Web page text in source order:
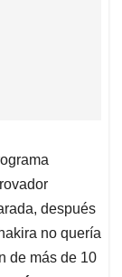
después
no quería
de más de 10